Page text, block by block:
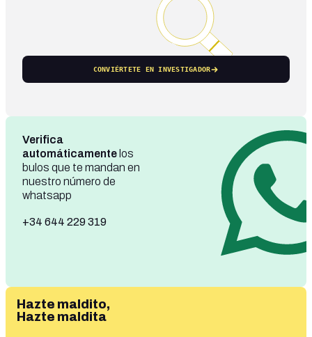
CONVIÉRTETE EN INVESTIGADOR
Verifica
automáticamente los
bulos que te mandan en
nuestro número de
whatsapp
+34 644 229 319
Hazte maldito,
Hazte maldita